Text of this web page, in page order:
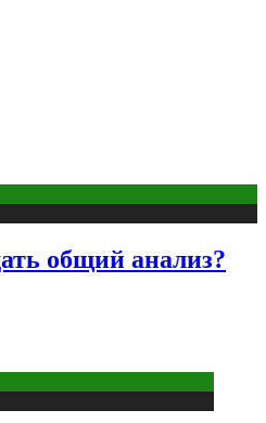
общий анализ?